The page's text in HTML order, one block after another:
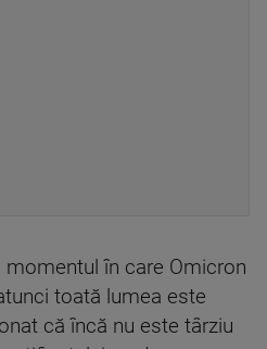
momentul în care Omicron
toată lumea este
că încă nu este târziu